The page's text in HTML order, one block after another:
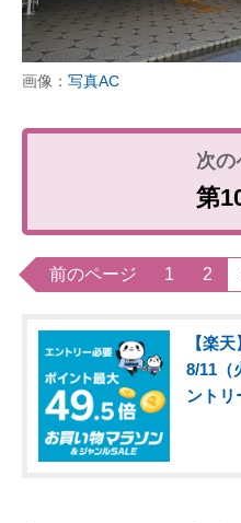
画像： 写真AC
第
前のページ 1 2
【楽
8/11（
ントリ